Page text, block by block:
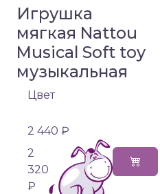
Игрушка
мягкая Nattou
Musical Soft toy
музыкальная
Цвет
2 440 ₽
2
320
₽